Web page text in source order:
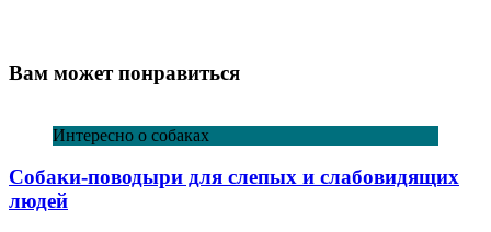
Вам может понравиться
Интересно о собаках
Собаки-поводыри для слепых и слабовидящих
людей